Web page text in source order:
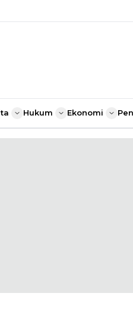
Hukum Ekonomi